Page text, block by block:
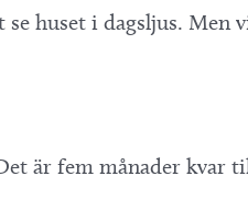
huset i dagsljus.
är fem månader